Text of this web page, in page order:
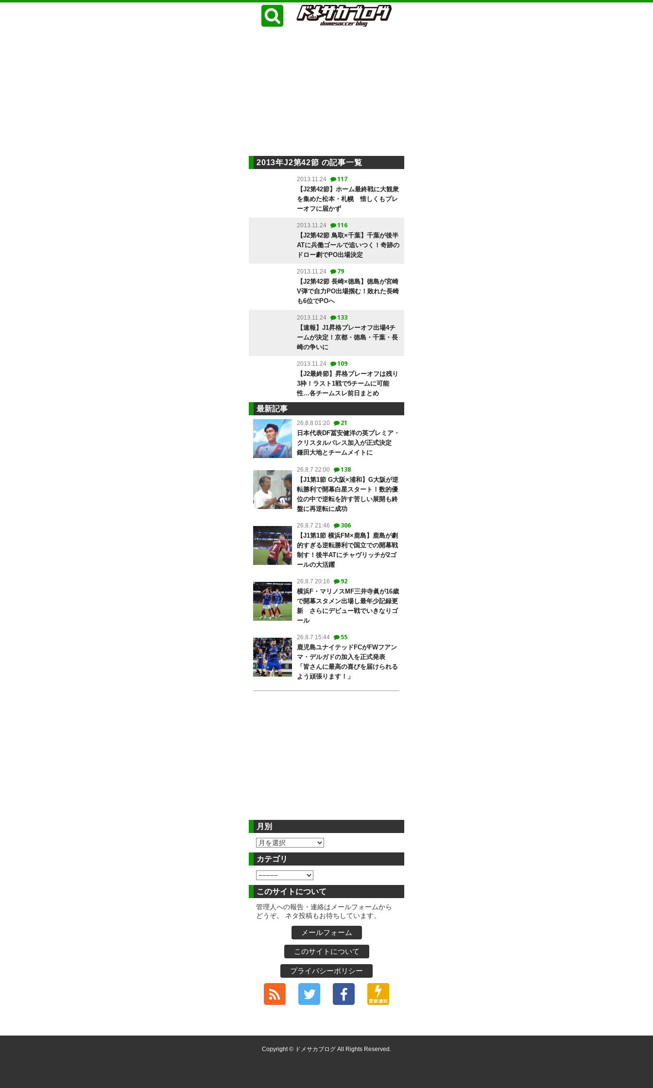
2013年J2第42節 の記事一覧
2013.11.24 117
【J2第42節】ホーム最終戦に大観衆
を集めた松本・札幌 惜しくもプレ
ーオフに届かず
2013.11.24 116
【J2第42節 鳥取×千葉】千葉が後半
ATに兵働ゴールで追いつく！奇跡の
ドロー劇でPO出場決定
2013.11.24 79
【J2第42節 長崎×徳島】徳島が宮崎
V弾で自力PO出場掴む！敗れた長崎
も6位でPOへ
2013.11.24 133
【速報】J1昇格プレーオフ出場4チ
ームが決定！京都・徳島・千葉・長
崎の争いに
2013.11.24 109
【J2最終節】昇格プレーオフは残り
3枠！ラスト1戦で5チームに可能
性…各チームスレ前日まとめ
最新記事
26.8.8 01:20 21
日本代表DF冨安健洋の英プレミア・
クリスタルパレス加入が正式決定
鎌田大地とチームメイトに
26.8.7 22:00 138
【J1第1節 G大阪×浦和】G大阪が逆
転勝利で開幕白星スタート！数的優
位の中で逆転を許す苦しい展開も終
盤に再逆転に成功
26.8.7 21:46 306
【J1第1節 横浜FM×鹿島】鹿島が劇
的すぎる逆転勝利で国立での開幕戦
制す！後半ATにチャヴリッチが2ゴ
ールの大活躍
26.8.7 20:16 92
横浜F・マリノスMF三井寺眞が16歳
で開幕スタメン出場し最年少記録更
新 さらにデビュー戦でいきなりゴ
ール
26.8.7 15:44 55
鹿児島ユナイテッドFCがFWフアン
マ・デルガドの加入を正式発表
「皆さんに最高の喜びを届けられる
よう頑張ります！」
月別
カテゴリ
このサイトについて
管理人への報告・連絡はメールフォームから
どうぞ。 ネタ投稿もお待ちしています。
メールフォーム
このサイトについて
プライバシーポリシー
Copyright © ドメサカブログ All Rights Reserved.